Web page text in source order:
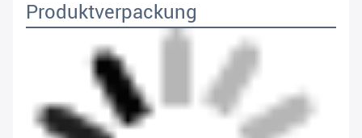
Produktverpackung